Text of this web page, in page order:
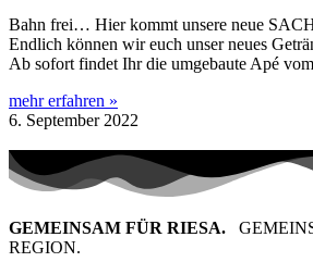
Bahn frei… Hier kommt unsere neue
Endlich können wir euch unser neues
Ab sofort findet Ihr die umgebaute Apé
mehr erfahren »
6. September 2022
GEMEINSAM FÜR RIESA.
REGION.